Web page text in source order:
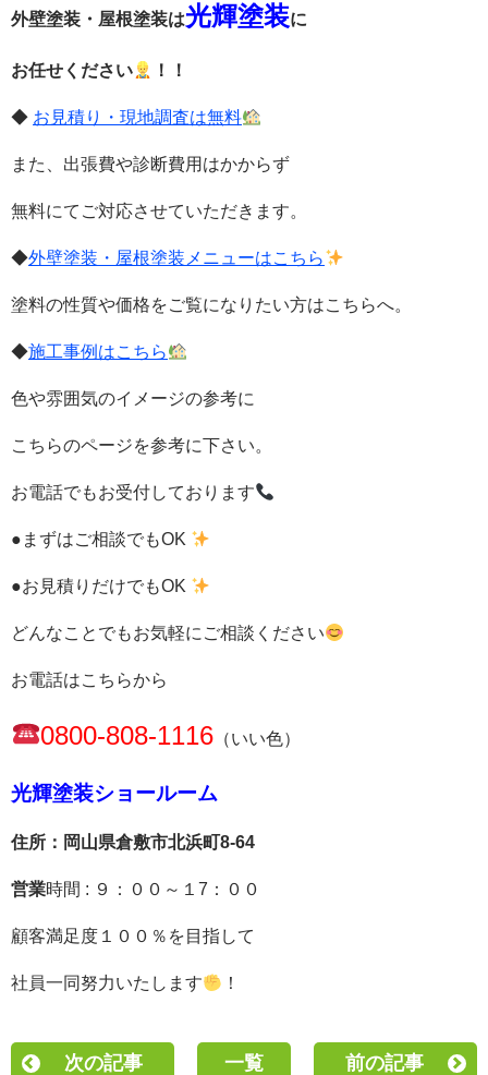
外壁塗装・屋根塗装は光輝塗装に
お任せください ！！
◆ お見積り・現地調査は無料
また、出張費や診断費用はかからず
無料にてご対応させていただきます。
◆外壁塗装・屋根塗装メニューはこちら
塗料の性質や価格をご覧になりたい方はこちらへ。
◆施工事例はこちら
色や雰囲気のイメージの参考に
こちらのページを参考に下さい。
お電話でもお受付しております
●まずはご相談でもOK
●お見積りだけでもOK
どんなことでもお気軽にご相談ください
お電話はこちらから
0800-808-1116 （いい色）
光輝塗装ショールーム
住所：岡山県倉敷市北浜町8-64
営業時間 : ９：００～１7：００
顧客満足度１００％を目指して
社員一同努力いたし ます ！
次の記事 一覧 前の記事